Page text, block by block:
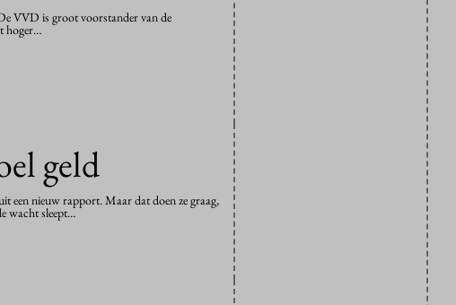
VVD is groot voorstander van de
hoger…
geld
een nieuw rapport. Maar dat doen ze graag,
wacht sleept…